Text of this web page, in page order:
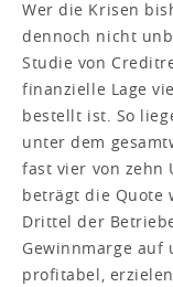
Wer die Krisen
dennoch nicht
Studie von
finanzielle Lage
bestellt ist. So
unter dem
fast vier von zehn
beträgt die Quote
Drittel der
Gewinnmarge auf
profitabel,